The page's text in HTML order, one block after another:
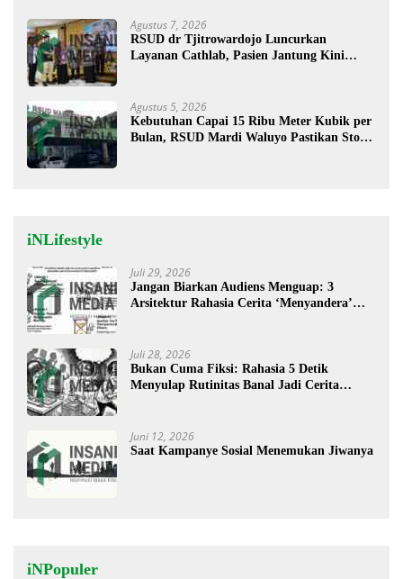
Agustus 7, 2026
RSUD dr Tjitrowardojo Luncurkan
Layanan Cathlab, Pasien Jantung Kini
Agustus 5, 2026
Kebutuhan Capai 15 Ribu Meter Kubik per
Bulan, RSUD Mardi Waluyo Pastikan Stok
iNLifestyle
Juli 29, 2026
Jangan Biarkan Audiens Menguap: 3
Arsitektur Rahasia Cerita ‘Menyandera’
Juli 28, 2026
Bukan Cuma Fiksi: Rahasia 5 Detik
Menyulap Rutinitas Banal Jadi Cerita
Juni 12, 2026
Saat Kampanye Sosial Menemukan Jiwanya
iNPopuler